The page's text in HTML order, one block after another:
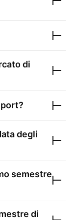
di
degli
semestre
di